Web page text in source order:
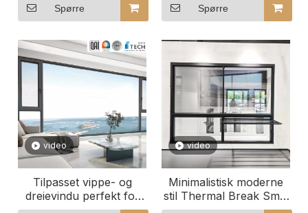
Faste vinduer med
sikkerhetsskjermer
Spørre
kommersielle bygninger
Utforsk designene våre
Spørre
video
Tilpasset vippe- og
dreievindu perfekt for
kontormiljøer
video
Minimalistisk moderne
stil Thermal Break Smal
ramme aluminiumsvindu